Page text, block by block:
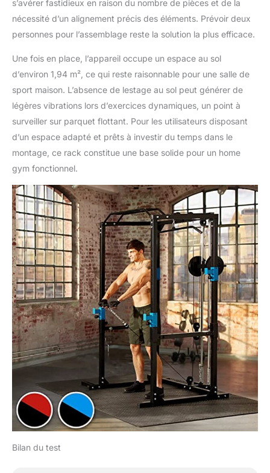
s’avérer fastidieux en raison du nombre de pièces et de la
nécessité d’un alignement précis des éléments. Prévoir deux
personnes pour l’assemblage reste la solution la plus efficace.
Une fois en place, l’appareil occupe un espace au sol
d’environ 1,94 m², ce qui reste raisonnable pour une salle de
sport maison. L’absence de lestage au sol peut générer de
légères vibrations lors d’exercices dynamiques, un point à
surveiller sur parquet flottant. Pour les utilisateurs disposant
d’un espace adapté et prêts à investir du temps dans le
montage, ce rack constitue une base solide pour un home
gym fonctionnel.
Bilan du test